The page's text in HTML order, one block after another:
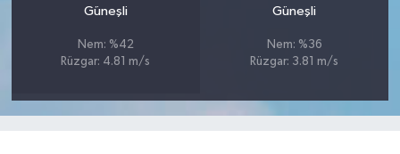
Güneşli
Nem: %42
Rüzgar: 4.81 m/s
Güneşli
Nem: %36
Rüzgar: 3.81 m/s